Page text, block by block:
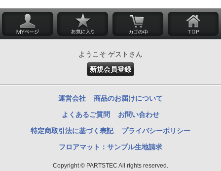
ようこそ ゲストさん
新規会員登録
運営会社 商品のお届けについて
よくあるご質問 お問い合わせ
特定商取引法に基づく表記 プライバシーポリシー
フロアマット：サンプル生地請求
Copyright © PARTSTEC All rights reserved.